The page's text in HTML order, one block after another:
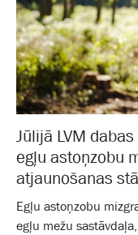
Jūlijā LVM
egļu astoņzobu
atjaunošanas
Egļu astoņzobu
egļu mežu